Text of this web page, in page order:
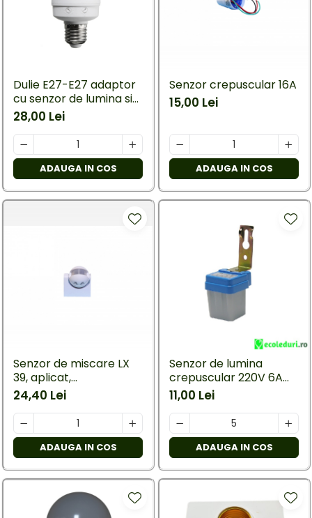
exterior
Lampi emergente
Multimetru Digital
Prelungitoare/Derulatoare
Starter/Droser
Triplu Stecher
Întrerupătoare/Comutatoare
Ştechere/Stecher adaptor
Dulie E27-E27 adaptor
cu senzor de lumina si
miscare 360°
28,00 Lei
ADAUGA IN COS
Senzor crepuscular 16A
15,00 Lei
ADAUGA IN COS
Senzor de miscare LX
39, aplicat,
180grade/max 12m
24,40 Lei
ADAUGA IN COS
Senzor de lumina
crepuscular 220V 6A
1200W IP44
11,00 Lei
ADAUGA IN COS